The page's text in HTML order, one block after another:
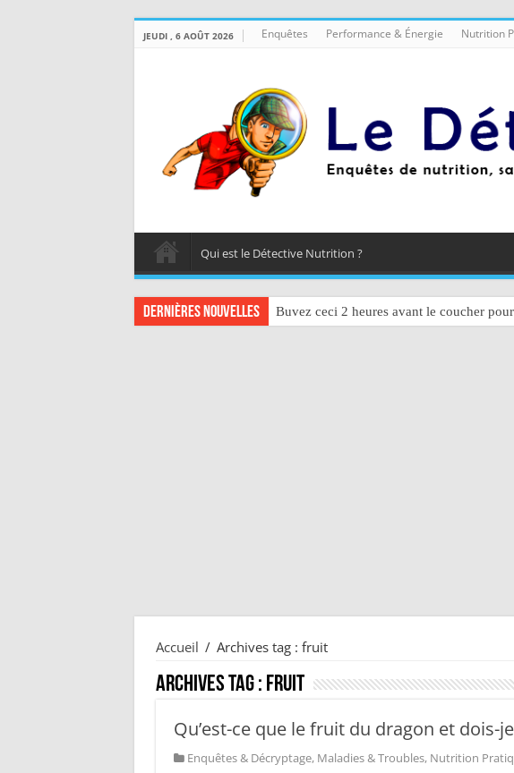
JEUDI , 6 AOÛT 2026 Enquêtes Performance & Énergie Nutrition
Qui est le Détective Nutrition ?
Dernières nouvelles Buvez ceci 2 heures avant le coucher
Accueil / Archives tag : fruit
Archives tag : fruit
Qu’est-ce que le fruit du dragon et dois-
Enquêtes & Décryptage, Maladies & Troubles, Nutrition